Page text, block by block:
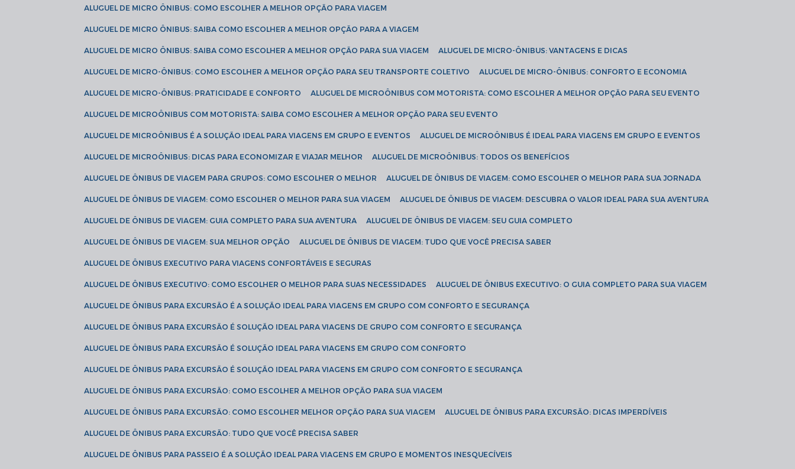
ALUGUEL DE MICRO ÔNIBUS: COMO ESCOLHER A MELHOR OPÇÃO PARA VIAGEM
ALUGUEL DE MICRO ÔNIBUS: SAIBA COMO ESCOLHER A MELHOR OPÇÃO PARA A VIAGEM
ALUGUEL DE MICRO ÔNIBUS: SAIBA COMO ESCOLHER A MELHOR OPÇÃO PARA SUA VIAGEM ALUGUEL DE MICRO-ÔNIBUS: VANTAGENS E DICAS
ALUGUEL DE MICRO-ÔNIBUS: COMO ESCOLHER A MELHOR OPÇÃO PARA SEU TRANSPORTE COLETIVO ALUGUEL DE MICRO-ÔNIBUS: CONFORTO E ECONOMIA
ALUGUEL DE MICRO-ÔNIBUS: PRATICIDADE E CONFORTO ALUGUEL DE MICROÔNIBUS COM MOTORISTA: COMO ESCOLHER A MELHOR OPÇÃO PARA SEU EVENTO
ALUGUEL DE MICROÔNIBUS COM MOTORISTA: SAIBA COMO ESCOLHER A MELHOR OPÇÃO PARA SEU EVENTO
ALUGUEL DE MICROÔNIBUS É A SOLUÇÃO IDEAL PARA VIAGENS EM GRUPO E EVENTOS ALUGUEL DE MICROÔNIBUS É IDEAL PARA VIAGENS EM GRUPO E EVENTOS
ALUGUEL DE MICROÔNIBUS: DICAS PARA ECONOMIZAR E VIAJAR MELHOR ALUGUEL DE MICROÔNIBUS: TODOS OS BENEFÍCIOS
ALUGUEL DE ÔNIBUS DE VIAGEM PARA GRUPOS: COMO ESCOLHER O MELHOR ALUGUEL DE ÔNIBUS DE VIAGEM: COMO ESCOLHER O MELHOR PARA SUA JORNADA
ALUGUEL DE ÔNIBUS DE VIAGEM: COMO ESCOLHER O MELHOR PARA SUA VIAGEM ALUGUEL DE ÔNIBUS DE VIAGEM: DESCUBRA O VALOR IDEAL PARA SUA AVENTURA
ALUGUEL DE ÔNIBUS DE VIAGEM: GUIA COMPLETO PARA SUA AVENTURA ALUGUEL DE ÔNIBUS DE VIAGEM: SEU GUIA COMPLETO
ALUGUEL DE ÔNIBUS DE VIAGEM: SUA MELHOR OPÇÃO ALUGUEL DE ÔNIBUS DE VIAGEM: TUDO QUE VOCÊ PRECISA SABER
ALUGUEL DE ÔNIBUS EXECUTIVO PARA VIAGENS CONFORTÁVEIS E SEGURAS
ALUGUEL DE ÔNIBUS EXECUTIVO: COMO ESCOLHER O MELHOR PARA SUAS NECESSIDADES ALUGUEL DE ÔNIBUS EXECUTIVO: O GUIA COMPLETO PARA SUA VIAGEM
ALUGUEL DE ÔNIBUS PARA EXCURSÃO É A SOLUÇÃO IDEAL PARA VIAGENS EM GRUPO COM CONFORTO E SEGURANÇA
ALUGUEL DE ÔNIBUS PARA EXCURSÃO É SOLUÇÃO IDEAL PARA VIAGENS DE GRUPO COM CONFORTO E SEGURANÇA
ALUGUEL DE ÔNIBUS PARA EXCURSÃO É SOLUÇÃO IDEAL PARA VIAGENS EM GRUPO COM CONFORTO
ALUGUEL DE ÔNIBUS PARA EXCURSÃO É SOLUÇÃO IDEAL PARA VIAGENS EM GRUPO COM CONFORTO E SEGURANÇA
ALUGUEL DE ÔNIBUS PARA EXCURSÃO: COMO ESCOLHER A MELHOR OPÇÃO PARA SUA VIAGEM
ALUGUEL DE ÔNIBUS PARA EXCURSÃO: COMO ESCOLHER MELHOR OPÇÃO PARA SUA VIAGEM ALUGUEL DE ÔNIBUS PARA EXCURSÃO: DICAS IMPERDÍVEIS
ALUGUEL DE ÔNIBUS PARA EXCURSÃO: TUDO QUE VOCÊ PRECISA SABER
ALUGUEL DE ÔNIBUS PARA PASSEIO É A SOLUÇÃO IDEAL PARA VIAGENS EM GRUPO E MOMENTOS INESQUECÍVEIS